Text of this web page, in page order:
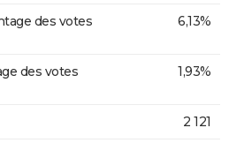
des votes
6,13%
des votes
1,93%
2 121